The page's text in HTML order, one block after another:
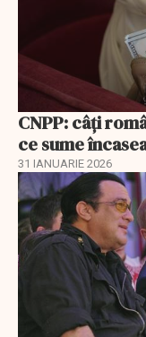
CNPP: câți
ce sume
31 IANUARIE 2026